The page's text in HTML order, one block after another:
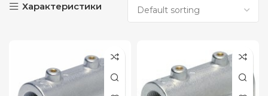
Характеристики